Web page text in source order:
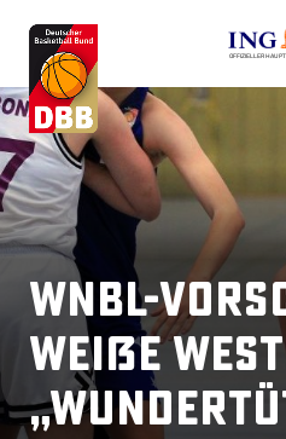
OFFIZIELLER
WNBL-
Weiße